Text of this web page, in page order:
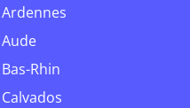
Ardennes
Aude
Bas-Rhin
Calvados